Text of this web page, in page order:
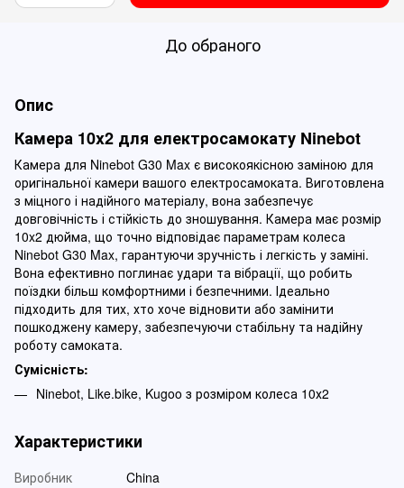
До обраного
Опис
Камера 10x2 для електросамокату Ninebot
Камера для Ninebot G30 Max є високоякісною заміною для
оригінальної камери вашого електросамоката. Виготовлена
з міцного і надійного матеріалу, вона забезпечує
довговічність і стійкість до зношування. Камера має розмір
10x2 дюйма, що точно відповідає параметрам колеса
Ninebot G30 Max, гарантуючи зручність і легкість у заміні.
Вона ефективно поглинає удари та вібрації, що робить
поїздки більш комфортними і безпечними. Ідеально
підходить для тих, хто хоче відновити або замінити
пошкоджену камеру, забезпечуючи стабільну та надійну
роботу самоката.
Сумісність:
​Ninebot, Like.bike, Kugoo з розміром колеса 10х2
Характеристики
Виробник
China